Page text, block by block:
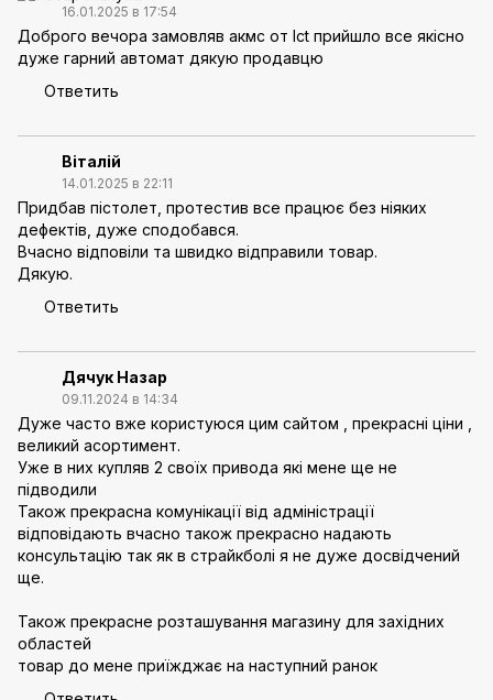
16.01.2025 в 17:54
Доброго вечора замовляв акмс от lct прийшло все якісно
дуже гарний автомат дякую продавцю
Ответить
Віталій
14.01.2025 в 22:11
Придбав пістолет, протестив все працює без ніяких
дефектів, дуже сподобався.
Вчасно відповіли та швидко відправили товар.
Дякую.
Ответить
Дячук Назар
09.11.2024 в 14:34
Дуже часто вже користуюся цим сайтом , прекрасні ціни ,
великий асортимент.
Уже в них купляв 2 своїх привода які мене ще не
підводили
Також прекрасна комунікації від адміністрації
відповідають вчасно також прекрасно надають
консультацію так як в страйкболі я не дуже досвідчений
ще.
Також прекрасне розташування магазину для західних
областей
товар до мене приїжджає на наступний ранок